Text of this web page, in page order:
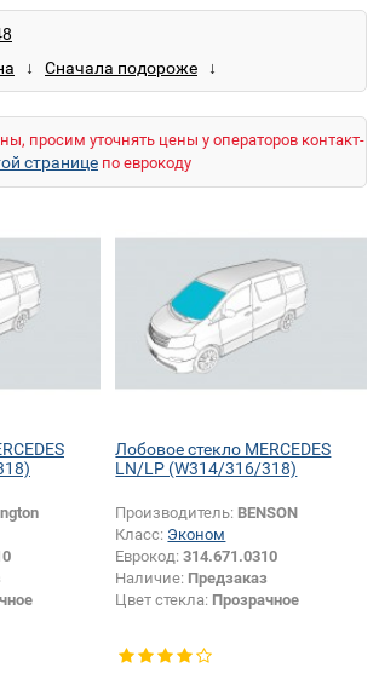
Class (W209)
Class (W460)
LN/LK (W673)
80/85 (W380-395/615-625) (широкий)
Class (W126)
S-Class (W220)
(W906)
T1 (W601/602/611)
(W309/310/313) (высокий)
(W309/310/313) (низкий)
T2 (W667-670)
(W601/602/611)
Unimog S (W406)
Viano (W639)
(W639)
просим уточнять цены у операторов контакт-
странице по еврокоду
Лобовое стекло MERCEDES
LN/LP (W314/316/318)
Производитель: BENSON
Класс: Эконом
Еврокод:314.671.0310
Наличие: Предзаказ
Цвет стекла: Прозрачное